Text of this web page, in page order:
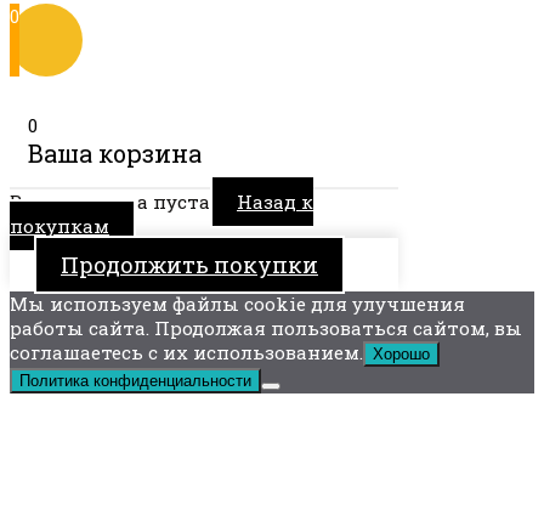
0
0
Ваша корзина
Ваша корзина пуста
Назад к
покупкам
Продолжить покупки
Мы используем файлы cookie для улучшения
работы сайта. Продолжая пользоваться сайтом, вы
соглашаетесь с их использованием. Хорошо
Политика конфиденциальности